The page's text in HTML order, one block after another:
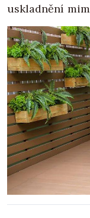
uskladnění